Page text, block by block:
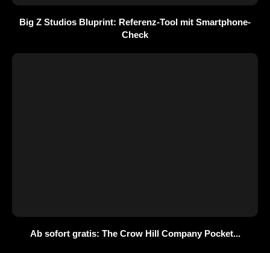
Big Z Studios Bluprint: Referenz-Tool mit Smartphone-
Check
Ab sofort gratis: The Crow Hill Company Pocket...